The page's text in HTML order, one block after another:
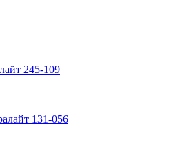
245-109
131-056